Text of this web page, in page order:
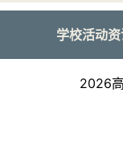
学校活动
2026